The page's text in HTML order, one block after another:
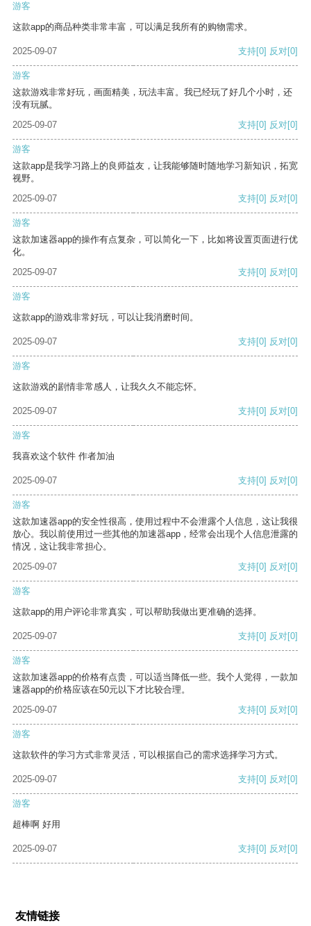
游客
这款app的商品种类非常丰富，可以满足我所有的购物需求。
2025-09-07 支持[0] 反对[0]
游客
这款游戏非常好玩，画面精美，玩法丰富。我已经玩了好几个小时，还
没有玩腻。
2025-09-07
支持[0] 反对[0]
游客
这款app是我学习路上的良师益友，让我能够随时随地学习新知识，拓宽
视野。
2025-09-07
支持[0] 反对[0]
游客
这款加速器app的操作有点复杂，可以简化一下，比如将设置页面进行优
化。
2025-09-07
支持[0] 反对[0]
游客
这款app的游戏非常好玩，可以让我消磨时间。
2025-09-07 支持[0] 反对[0]
游客
这款游戏的剧情非常感人，让我久久不能忘怀。
2025-09-07 支持[0] 反对[0]
游客
我喜欢这个软件 作者加油
2025-09-07 支持[0] 反对[0]
游客
这款加速器app的安全性很高，使用过程中不会泄露个人信息，这让我很
放心。我以前使用过一些其他的加速器app，经常会出现个人信息泄露的
情况，这让我非常担心。
2025-09-07
支持[0] 反对[0]
游客
这款app的用户评论非常真实，可以帮助我做出更准确的选择。
2025-09-07 支持[0] 反对[0]
游客
这款加速器app的价格有点贵，可以适当降低一些。我个人觉得，一款加
速器app的价格应该在50元以下才比较合理。
2025-09-07
支持[0] 反对[0]
游客
这款软件的学习方式非常灵活，可以根据自己的需求选择学习方式。
2025-09-07 支持[0] 反对[0]
游客
超棒啊 好用
2025-09-07 支持[0] 反对[0]
友情链接